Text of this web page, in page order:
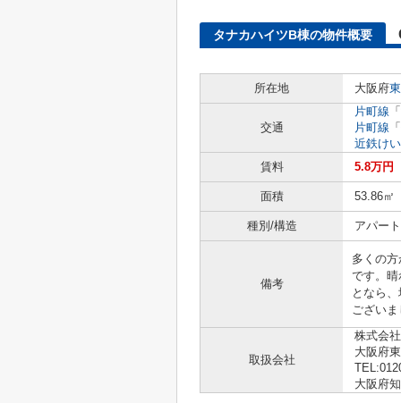
タナカハイツB棟の物件概要
所在地
大阪府
交通
片町線 「
片町線 「
近鉄け
賃料
5.8万円
面積 53.86㎡
種別/構造 アパー
備考
多くの
です。
となら
ございま
取扱会社
株式会
大阪府
大阪府